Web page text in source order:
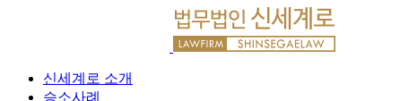
신세계로 소개
승소사례